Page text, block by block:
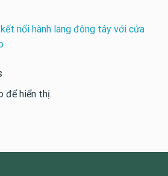
nối hành lang đông tây với cửa
để hiển thị.